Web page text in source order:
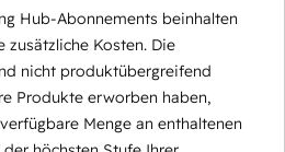
Hub-Abonnements beinhalten
Kosten. Die
nicht produktübergreifend
Produkte erworben haben,
Menge an enthaltenen